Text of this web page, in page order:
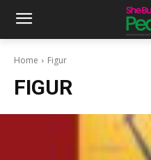
Home Figur
FIGUR